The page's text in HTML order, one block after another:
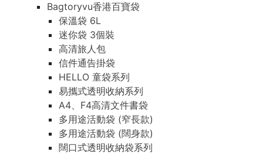
Bagtoryvu香港百寶袋
保溫袋 6L
迷你袋 3個裝
高清旅人包
信件通告掛袋
HELLO 童袋系列
易攜式透明收納系列
A4、F4高清文件書袋
多用途活動袋 (窄長款)
多用途活動袋 (闊身款)
闊口式透明收納袋系列